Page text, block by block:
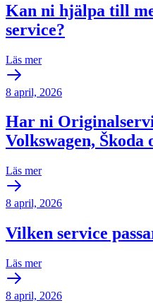
Kan ni hjälpa till
service?
Läs mer
8 april, 2026
Har ni
Volkswagen, Škoda
Läs mer
8 april, 2026
Vilken service
Läs mer
8 april, 2026